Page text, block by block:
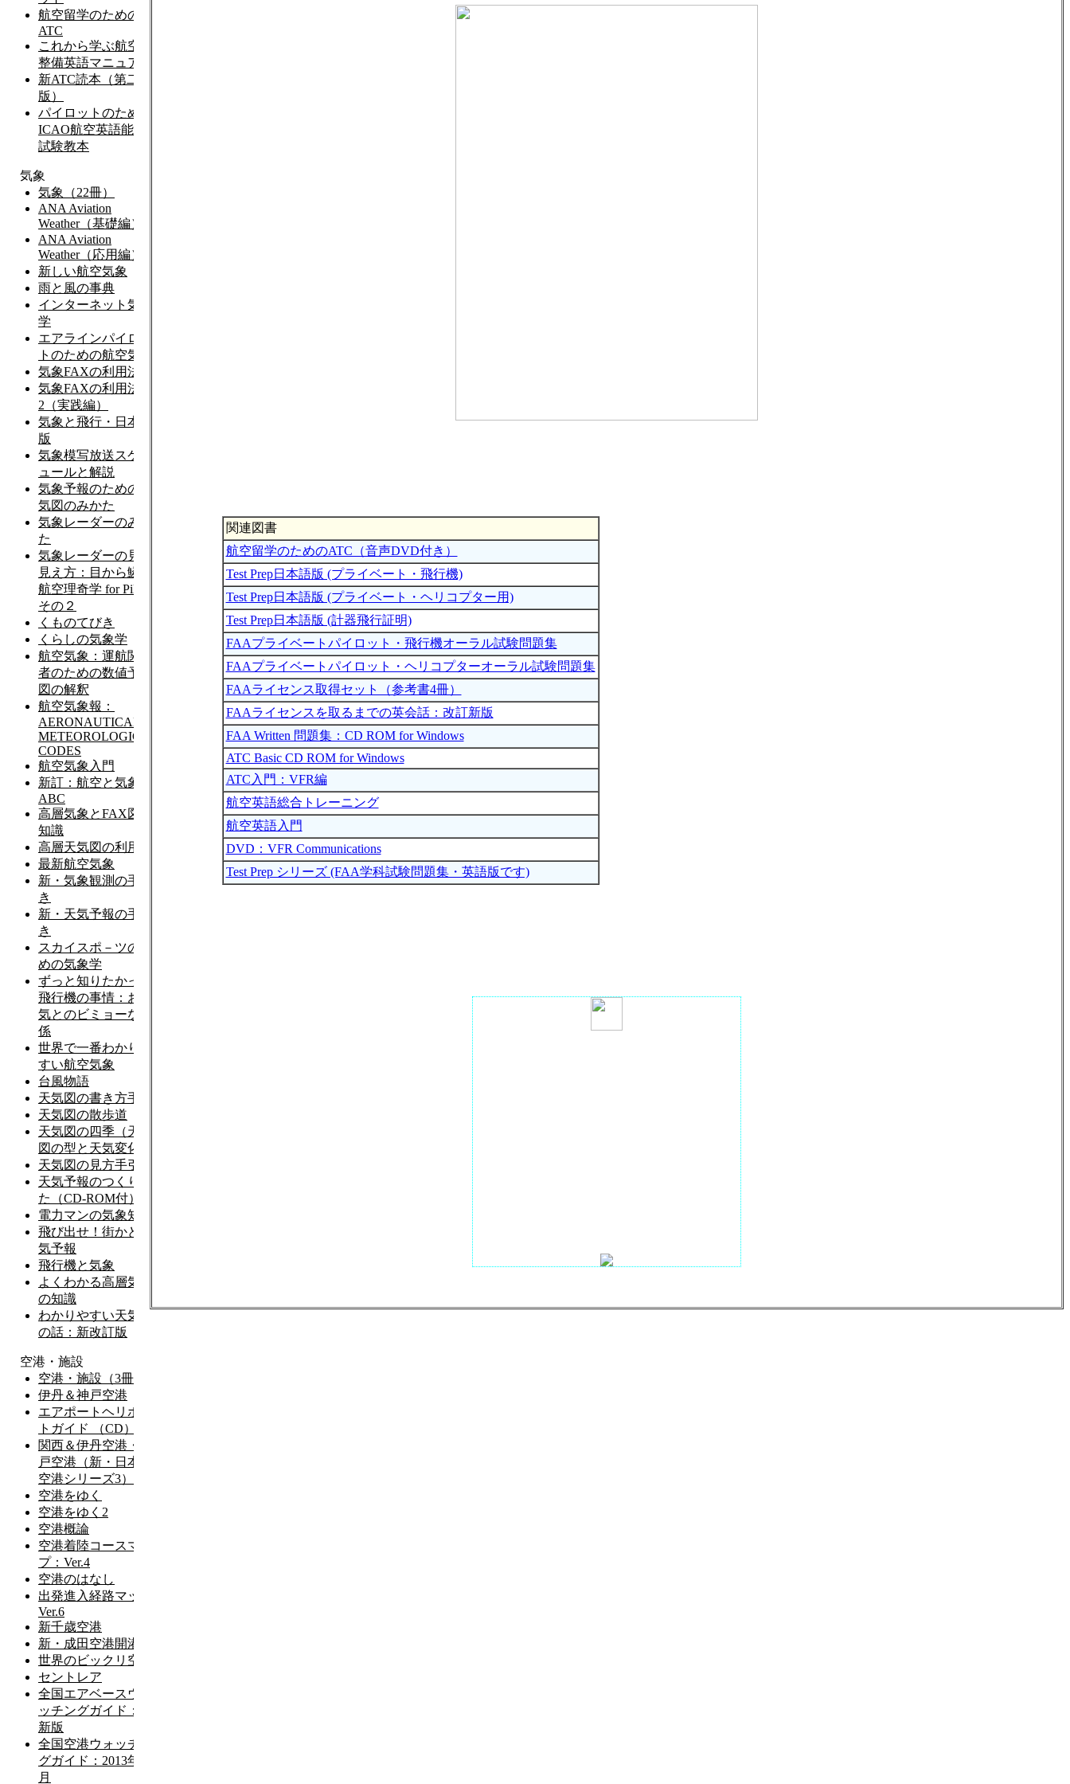
関連図書
航空留学のためのATC（音声DVD付き）
Test Prep日本語版 (プライベート・飛行機)
Test Prep日本語版 (プライベート・ヘリコプター用)
Test Prep日本語版 (計器飛行証明)
FAAプライベートパイロット・飛行機オーラル試験問題集
FAAプライベートパイロット・ヘリコプターオーラル試験問題集
FAAライセンス取得セット（参考書4冊）
FAAライセンスを取るまでの英会話：改訂新版
FAA Written 問題集：CD ROM for Windows
ATC Basic CD ROM for Windows
ATC入門：VFR編
航空英語総合トレーニング
航空英語入門
DVD：VFR Communications
Test Prep シリーズ (FAA学科試験問題集・英語版です)